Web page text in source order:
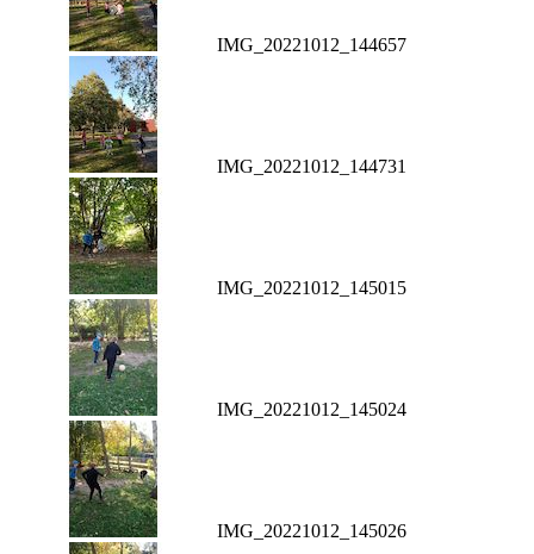
IMG_20221012_144657
IMG_20221012_144731
IMG_20221012_145015
IMG_20221012_145024
IMG_20221012_145026